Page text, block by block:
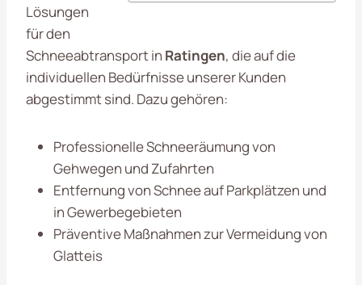
Lösungen
für den
Schneeabtransport in Ratingen, die auf die
individuellen Bedürfnisse unserer Kunden
abgestimmt sind. Dazu gehören:
Professionelle Schneeräumung von
Gehwegen und Zufahrten
Entfernung von Schnee auf Parkplätzen und
in Gewerbegebieten
Präventive Maßnahmen zur Vermeidung von
Glatteis